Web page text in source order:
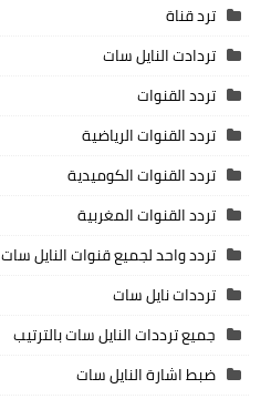
ترد قناة
تردادت النايل سات
تردد القنوات
تردد القنوات الرياضية
تردد القنوات الكوميدية
تردد القنوات المغربية
تردد واحد لجميع قنوات النايل سات 2025
ترددات نايل سات
جميع ترددات النايل سات بالترتيب
ضبط اشارة النايل سات